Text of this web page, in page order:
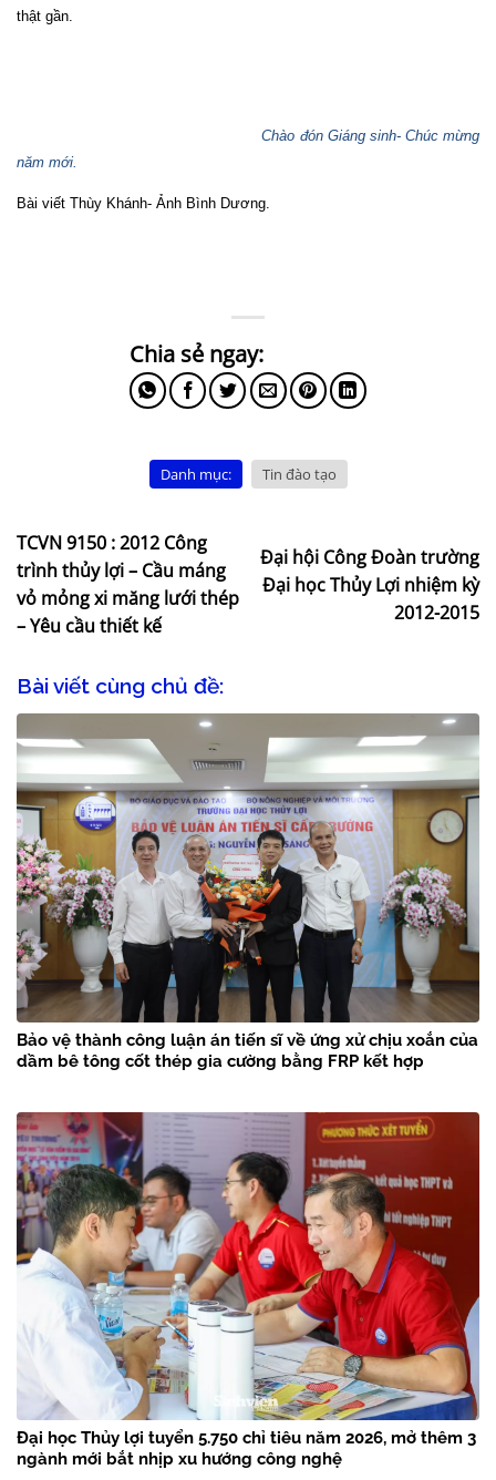
thật gần.
Chào đón Giáng sinh- Chúc mừng
năm mới.
Bài viết Thùy Khánh- Ảnh Bình Dương.
Danh mục: Tin đào tạo
TCVN 9150 : 2012 Công
trình thủy lợi – Cầu máng
vỏ mỏng xi măng lưới thép
– Yêu cầu thiết kế
Đại hội Công Đoàn trường
Đại học Thủy Lợi nhiệm kỳ
2012-2015
Bài viết cùng chủ đề:
Bảo vệ thành công luận án tiến sĩ về ứng xử chịu xoắn của
dầm bê tông cốt thép gia cường bằng FRP kết hợp
Đại học Thủy lợi tuyển 5.750 chỉ tiêu năm 2026, mở thêm 3
ngành mới bắt nhịp xu hướng công nghệ